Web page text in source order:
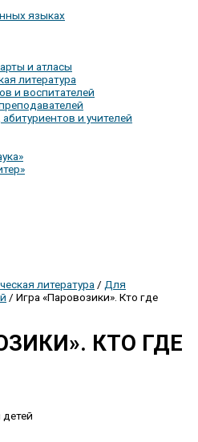
языках
и атласы
литература
и воспитателей
и учителей
литература / Для
/ Игра «Паровозики». Кто где
КТО ГДЕ
детей